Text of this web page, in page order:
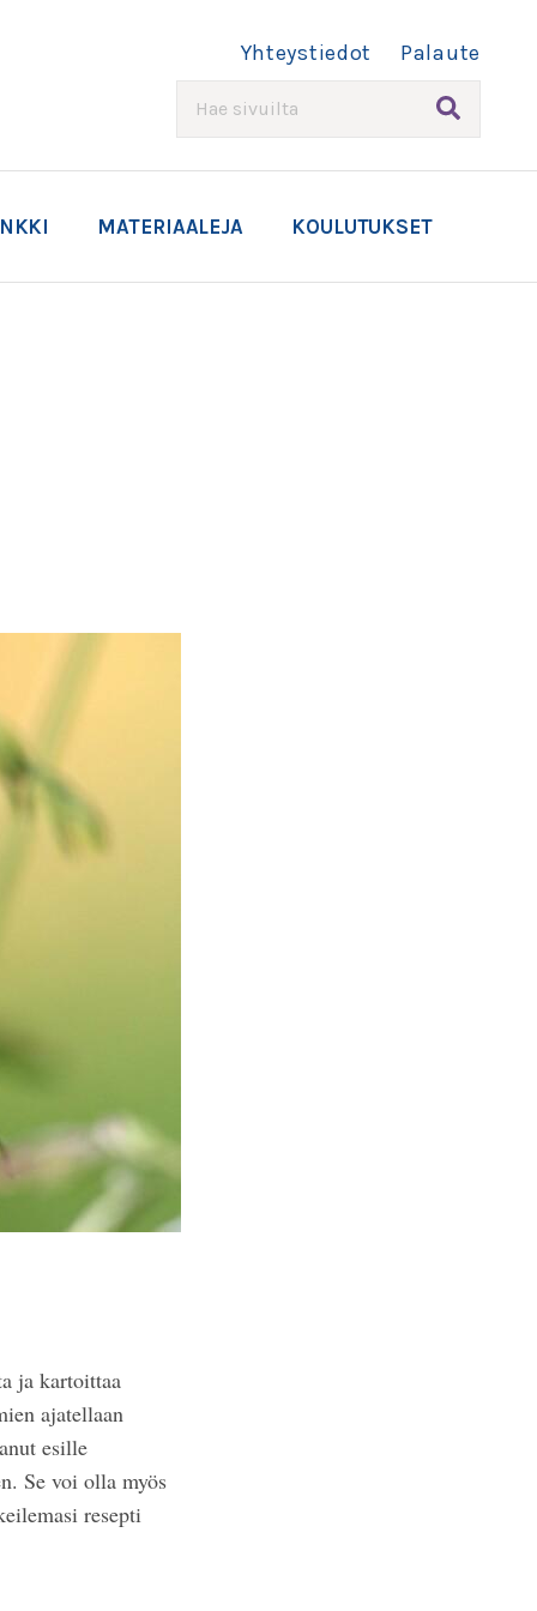
Yhteystiedot Palaute
MATERIAALEJA KOULUTUKSET
ja kartoittaa
ajatellaan
esille
Se voi olla myös
resepti